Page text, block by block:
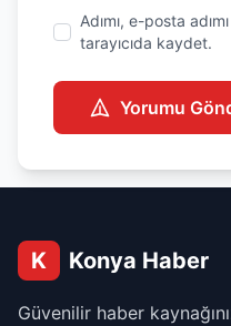
Adımı, e-posta
tarayıcıda kaydet.
Yorumu
K Konya Haber
Güvenilir haber